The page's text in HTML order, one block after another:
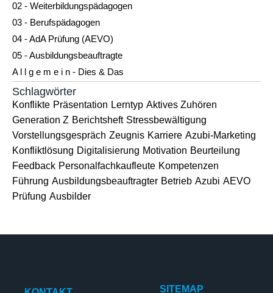
02 - Weiterbildungspädagogen
03 - Berufspädagogen
04 - AdA Prüfung (AEVO)
05 - Ausbildungsbeauftragte
A l l g e m e i n - Dies & Das
Schlagwörter
Konflikte Präsentation Lerntyp Aktives Zuhören
Generation Z Berichtsheft Stressbewältigung
Vorstellungsgespräch Zeugnis Karriere Azubi-Marketing
Konfliktlösung Digitalisierung Motivation Beurteilung
Feedback Personalfachkaufleute Kompetenzen
Führung Ausbildungsbeauftragter Betrieb Azubi AEVO
Prüfung Ausbilder
SITEMAP